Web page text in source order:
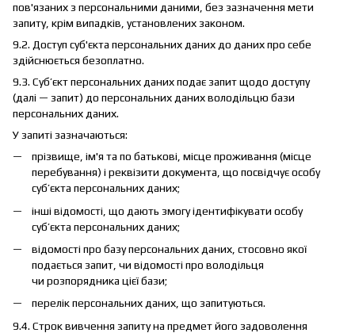
пов'язаних з персональними даними, без зазначення мети
запиту, крім випадків, установлених законом.
9.2. Доступ суб'єкта персональних даних до даних про себе
здійснюється безоплатно.
9.3. Суб’єкт персональних даних подає запит щодо доступу
(далі — запит) до персональних даних володільцю бази
персональних даних.
У запиті зазначаються:
прізвище, ім'я та по батькові, місце проживання (місце
перебування) і реквізити документа, що посвідчує особу
суб’єкта персональних даних;
інші відомості, що дають змогу ідентифікувати особу
суб’єкта персональних даних;
відомості про базу персональних даних, стосовно якої
подається запит, чи відомості про володільця
чи розпорядника цієї бази;
перелік персональних даних, що запитуються.
9.4. Строк вивчення запиту на предмет його задоволення